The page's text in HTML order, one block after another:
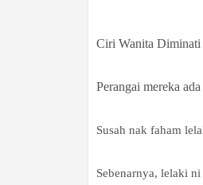
Ciri Wanita
Perangai mereka
Susah nak faham
Sebenarnya, lelaki